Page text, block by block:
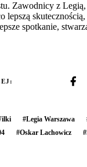
Zawodnicy z
lepszą
spotkanie,
#Legia Warszawa
#Oskar Lachowicz #